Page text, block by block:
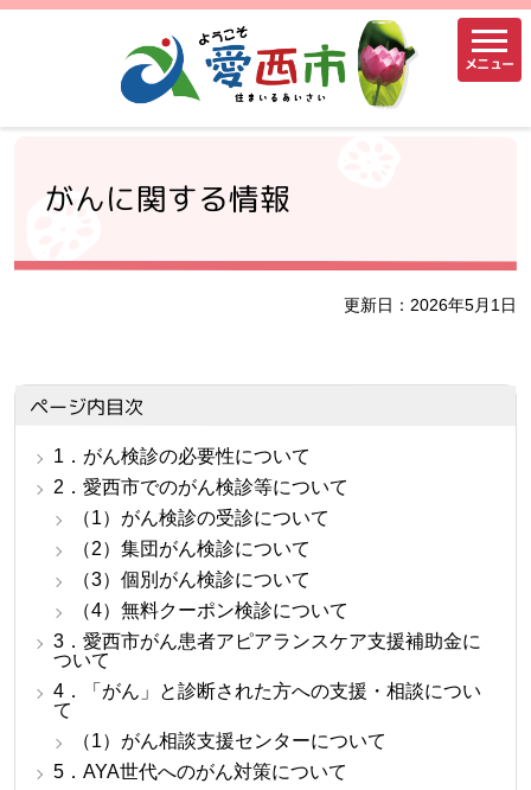
メニュー
がんに関する情報
更新日：2026年5月1日
ページ内目次
1．がん検診の必要性について
2．愛西市でのがん検診等について
（1）がん検診の受診について
（2）集団がん検診について
（3）個別がん検診について
（4）無料クーポン検診について
3．愛西市がん患者アピアランスケア支援補助金に
ついて
4．「がん」と診断された方への支援・相談につい
て
（1）がん相談支援センターについて
5．AYA世代へのがん対策について